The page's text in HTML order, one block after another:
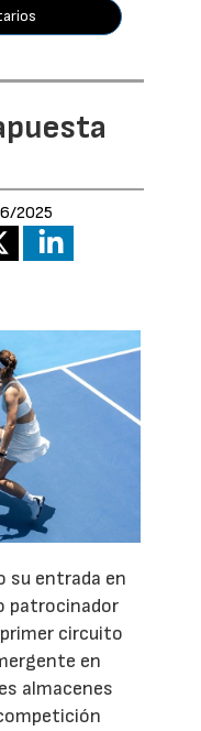
2025
su entrada en
patrocinador
circuito
en
almacenes